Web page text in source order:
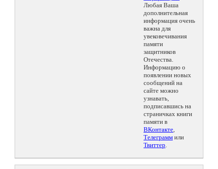
Любая Ваша
дополнительная
информация очень
важна для
увековечивания
памяти
защитников
Отечества.
Информацию о
появлении новых
сообщений на
сайте можно
узнавать,
подписавшись на
страничках книги
памяти в
ВКонтакте,
Телеграмм или
Твиттер.